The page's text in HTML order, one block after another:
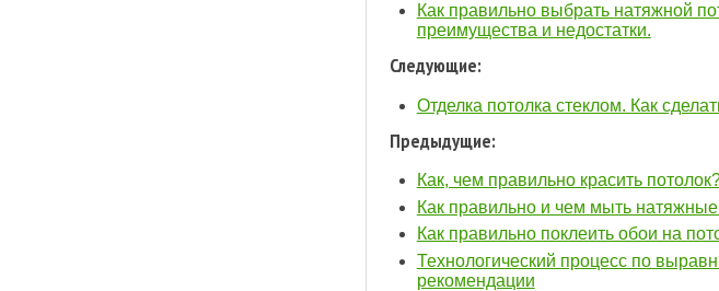
Как правильно выбрать натяжной
преимущества и недостатки.
Следующие:
Отделка потолка стеклом. Как
Предыдущие:
Как, чем правильно красить
Как правильно и чем мыть
Как правильно поклеить обои на
Технологический процесс по
рекомендации